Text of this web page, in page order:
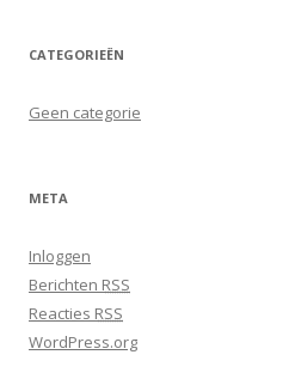
CATEGORIEËN
Geen categorie
META
Inloggen
Berichten RSS
Reacties RSS
WordPress.org